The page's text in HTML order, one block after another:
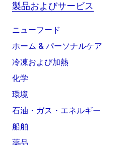
製品およびサービス
ニューフード
ホーム & パーソナルケア
冷凍および加熱
化学
環境
石油・ガス・エネルギー
船舶
薬品